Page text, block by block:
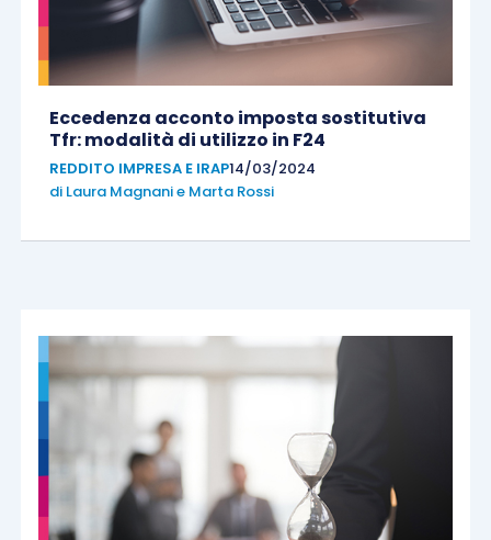
Eccedenza acconto imposta sostitutiva
Tfr: modalità di utilizzo in F24
REDDITO IMPRESA E IRAP14/03/2024
di Laura Magnanie Marta Rossi